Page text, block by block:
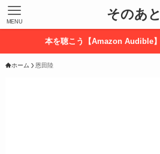
そのあと
MENU
本を聴こう【Amazon Audible】
ホーム 恩田陸